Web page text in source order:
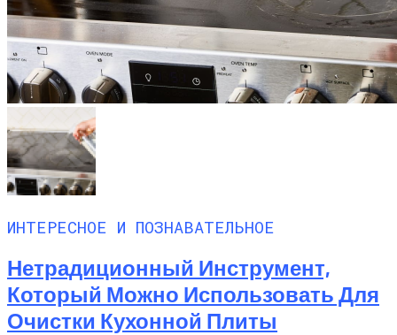
ИНТЕРЕСНОЕ И ПОЗНАВАТЕЛЬНОЕ
Нетрадиционный Инструмент,
Который Можно Использовать Для
Очистки Кухонной Плиты